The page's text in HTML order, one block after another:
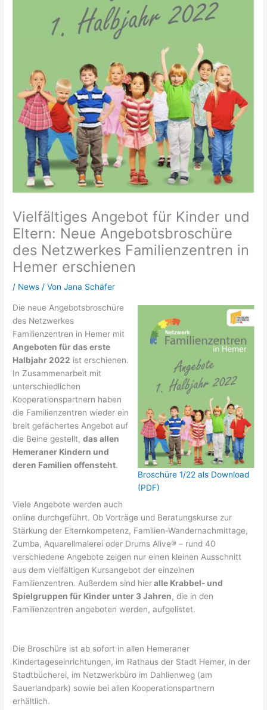
Vielfältiges Angebot für Kinder und
Eltern: Neue Angebotsbroschüre
des Netzwerkes Familienzentren in
Hemer erschienen
/ News / VonJana Schäfer
Broschüre 1/22 als Download
(PDF)
Die neue Angebotsbroschüre
des Netzwerkes
Familienzentren in Hemer mit
Angeboten für das erste
Halbjahr 2022 ist erschienen.
In Zusammenarbeit mit
unterschiedlichen
Kooperationspartnern haben
die Familienzentren wieder ein
breit gefächertes Angebot auf
die Beine gestellt,das allen
Hemeraner Kindern und
deren Familien offensteht.
Viele Angebote werden auch
online durchgeführt. Ob Vorträge und Beratungskurse zur
Stärkung der Elternkompetenz, Familien-Wandernachmittage,
Zumba, Aquarellmalerei oder Drums Alive® – rund 40
verschiedene Angebote zeigen nur einen kleinen Ausschnitt
aus dem vielfältigen Kursangebot der einzelnen
Familienzentren. Außerdem sind hieralle Krabbel- und
Spielgruppen für Kinder unter 3 Jahren, die in den
Familienzentren angeboten werden, aufgelistet.
Die Broschüre ist ab sofort in allen Hemeraner
Kindertageseinrichtungen, im Rathaus der Stadt Hemer, in der
Stadtbücherei, im Netzwerkbüro im Dahlienweg (am
Sauerlandpark) sowie bei allen Kooperationspartnern
erhältlich.